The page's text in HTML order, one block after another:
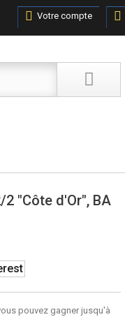
Votre compte
2 "Côte d'Or", BA
pouvez gagner jusqu'à